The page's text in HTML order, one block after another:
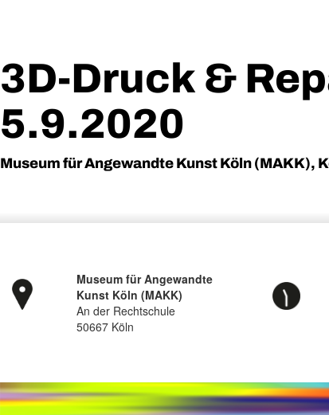
3D-Druck &
5.9.2020
Museum für Angewandte Kunst Köln (MAKK),
Museum für Angewandte
Kunst Köln (MAKK)
An der Rechtschule
50667 Köln